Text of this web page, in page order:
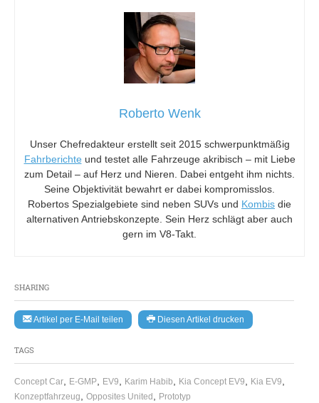
SHARING
Artikel per E-Mail teilen Diesen Artikel drucken
TAGS
Concept Car, E-GMP, EV9, Karim Habib, Kia Concept EV9, Kia EV9,
Konzeptfahrzeug, Opposites United , Prototyp
Roberto Wenk
Unser Chefredakteur erstellt seit 2015 schwerpunktmäßig
Fahrberichte und testet alle Fahrzeuge akribisch – mit Liebe
zum Detail – auf Herz und Nieren. Dabei entgeht ihm nichts.
Seine Objektivität bewahrt er dabei kompromisslos.
Robertos Spezialgebiete sind neben SUVs und Kombis die
alternativen Antriebskonzepte. Sein Herz schlägt aber auch
gern im V8-Takt.